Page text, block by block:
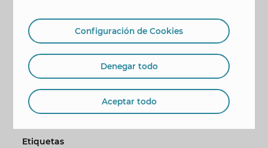
encontraba la concejal de Playas, Mónica Gómez,
han seguido explicaciones de la responsable de la
charla, que durante toda la actividad ha
Posteriormente, la acción se ha trasladado a la
biblioplaya de La Cala. La última conferencia
tendrá lugar mañana miércoles, día 20, en la
biblioplaya de Levante, a partir de las 11.00 horas.
Etiquetas
Configuración de Cookies
Denegar todo
Aceptar todo